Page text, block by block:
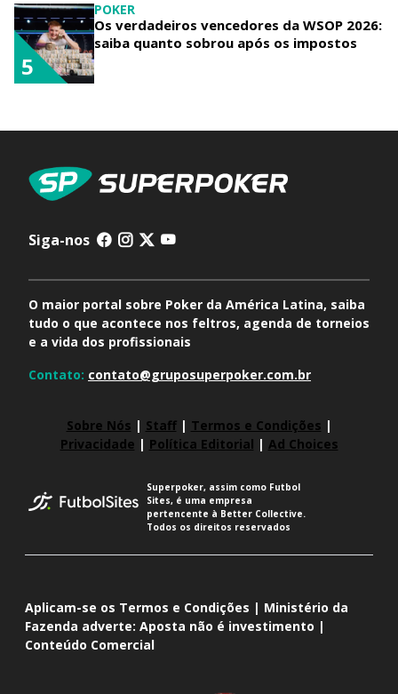
POKER
Os verdadeiros vencedores da WSOP 2026:
saiba quanto sobrou após os impostos
5
Siga-nos
O maior portal sobre Poker da América Latina, saiba
tudo o que acontece nos feltros, agenda de torneios
e a vida dos profissionais
Contato: contato@gruposuperpoker.com.br
Sobre Nós | Staff| Termos e Condições |
Privacidade | Política Editorial | Ad Choices
Superpoker, assim como Futbol
Sites, é uma empresa
pertencente à Better Collective.
Todos os direitos reservados
Aplicam-se os Termos e Condições | Ministério da
Fazenda adverte: Aposta não é investimento |
Conteúdo Comercial